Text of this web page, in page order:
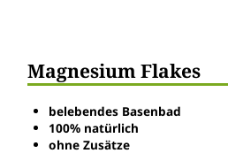
Magnesium Flakes
belebendes Basenbad
100% natürlich
ohne Zusätze